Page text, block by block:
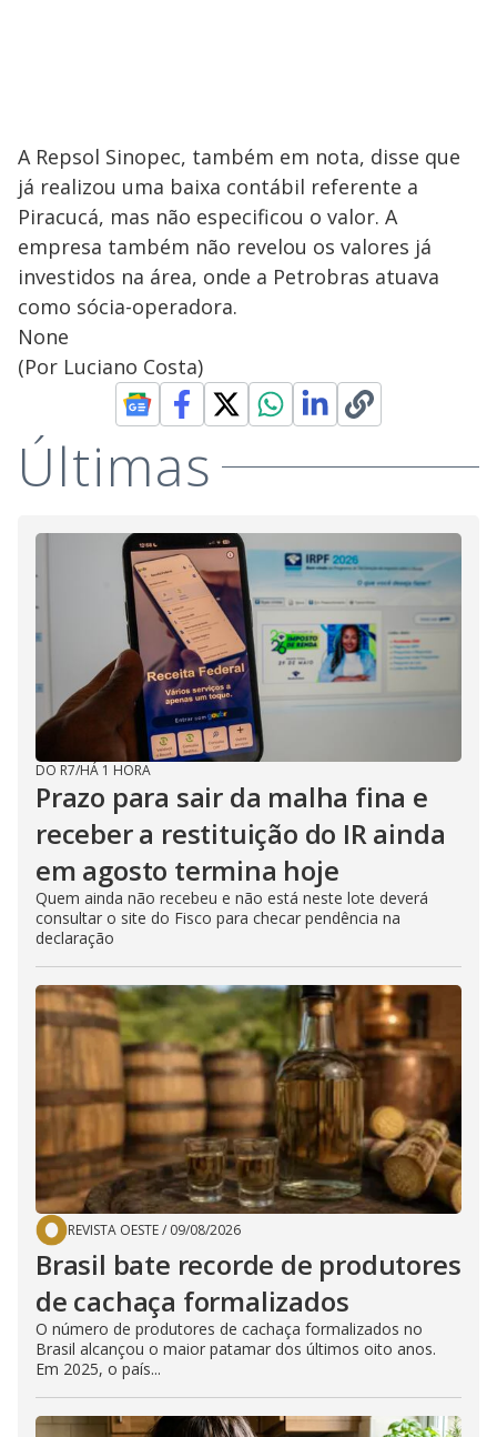
A Repsol Sinopec, também em nota, disse que
já realizou uma baixa contábil referente a
Piracucá, mas não especificou o valor. A
empresa também não revelou os valores já
investidos na área, onde a Petrobras atuava
como sócia-operadora.
None
(Por Luciano Costa)
Últimas
DO R7/HÁ 1 HORA
Prazo para sair da malha fina e
receber a restituição do IR ainda
em agosto termina hoje
Quem ainda não recebeu e não está neste lote deverá
consultar o site do Fisco para checar pendência na
declaração
REVISTA OESTE/ 09/08/2026
Brasil bate recorde de produtores
de cachaça formalizados
O número de produtores de cachaça formalizados no
Brasil alcançou o maior patamar dos últimos oito anos.
Em 2025, o país...